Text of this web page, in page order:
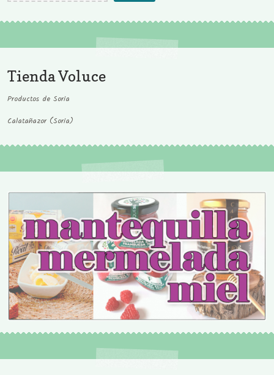
Tienda Voluce
Productos de Soria
Calatañazor (Soria)